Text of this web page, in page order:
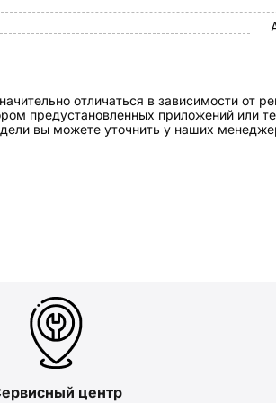
отличаться в зависимости от
предустановленных приложений или
вы можете уточнить у наших
центр